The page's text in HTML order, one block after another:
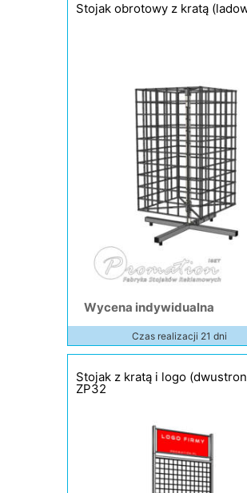
Stojak obrotowy z kratą
Wycena indywidualna
Czas realizacji 21 dni
Stojak z kratą i logo
ZP32